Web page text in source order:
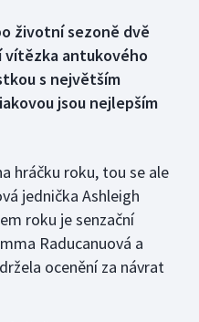
životní sezoně dvě
vítězka antukového
s největším
jsou nejlepším
hráčku roku, tou se ale
jednička Ashleigh
roku je senzační
Raducanuová a
ocenění za návrat